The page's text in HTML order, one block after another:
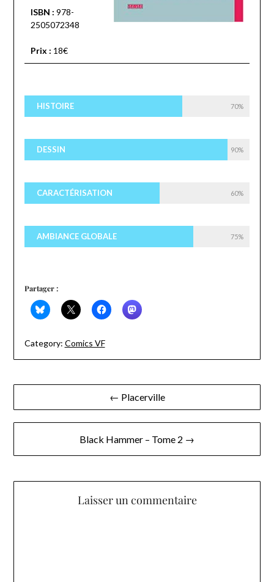
ISBN : 978-
2505072348
Prix : 18€
HISTOIRE 70%
DESSIN 90%
CARACTÉRISATION 60%
AMBIANCE GLOBALE 75%
Partager :
Category: Comics VF
Navigation
de
← Placerville
Black Hammer – Tome 2 →
Laisser un commentaire